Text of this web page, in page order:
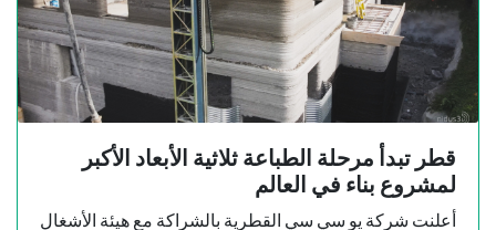
قطر تبدأ مرحلة الطباعة ثلاثية الأبعاد الأكبر
لمشروع بناء في العالم
أعلنت شركة يو سي سي القطرية بالشراكة مع هيئة الأشغال